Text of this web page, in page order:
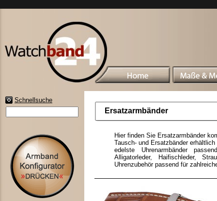
Schnellsuche
Ersatzarmbänder
Hier finden Sie Ersatzarmbänder
Tausch- und Ersatzbänder
edelste Uhrenarmbänder
Alligatorleder, Haifischleder,
Uhrenzubehör passend für